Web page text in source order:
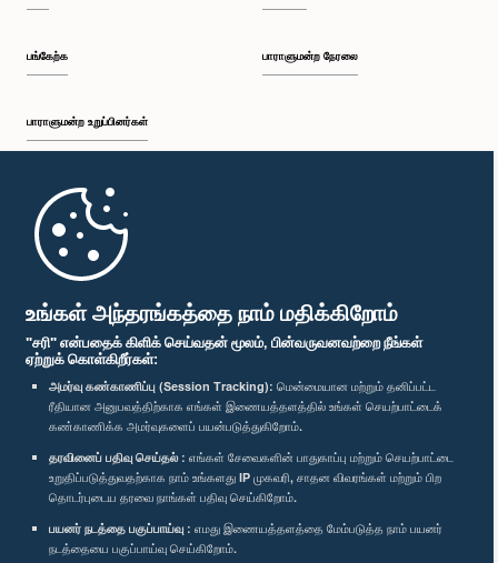
உங்கள் அந்தரங்கத்தை நாம் மதிக்கிறோம்
"சரி" என்பதைக் கிளிக் செய்வதன் மூலம், பின்வருவனவற்றை நீங்கள்
ஏற்றுக் கொள்கிறீர்கள்:
அமர்வு கண்காணிப்பு (Session Tracking): மென்மையான மற்றும் தனிப்பட்ட
ரீதியான அனுபவத்திற்காக எங்கள் இணையத்தளத்தில் உங்கள் செயற்பாட்டைக்
கண்காணிக்க அமர்வுகளைப் பயன்படுத்துகிறோம்.
தரவினைப் பதிவு செய்தல் : எங்கள் சேவைகளின் பாதுகாப்பு மற்றும் செயற்பாட்டை
உறுதிப்படுத்துவதற்காக நாம் உங்களது IP முகவரி, சாதன விவரங்கள் மற்றும் பிற
தொடர்புடைய தரவை நாங்கள் பதிவு செய்கிறோம்.
பயனர் நடத்தை பகுப்பாய்வு : எமது இணையத்தளத்தை மேம்படுத்த நாம் பயனர்
நடத்தையை பகுப்பாய்வு செய்கிறோம்.
பங்கேற்க
பாராளுமன்ற உறுப்பினர்கள்
முதற்பக்கம்
பாராளுமன்ற நேரலை
பாராளுமன்ற கையடக்க செயலி
எம்மை பின்தொடர்க :
விருதுகள்
தனியுரிமைக் கொள்கை